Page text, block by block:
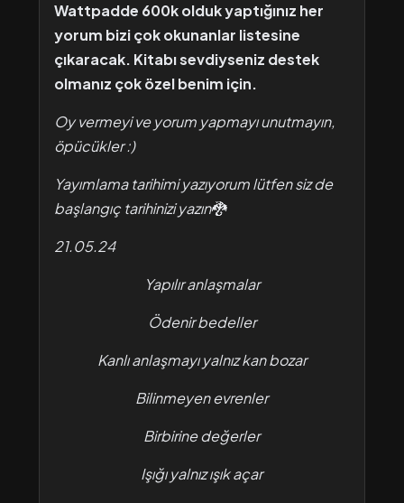
Wattpadde 600k olduk yaptığınız her
yorum bizi çok okunanlar listesine
çıkaracak. Kitabı sevdiyseniz destek
olmanız çok özel benim için.
Oy vermeyi ve yorum yapmayı unutmayın,
öpücükler :)
Yayımlama tarihimi yazıyorum lütfen siz de
başlangıç tarihinizi yazın🐉
21.05.24
Yapılır anlaşmalar
Ödenir bedeller
Kanlı anlaşmayı yalnız kan bozar
Bilinmeyen evrenler
Birbirine değerler
Işığı yalnız ışık açar